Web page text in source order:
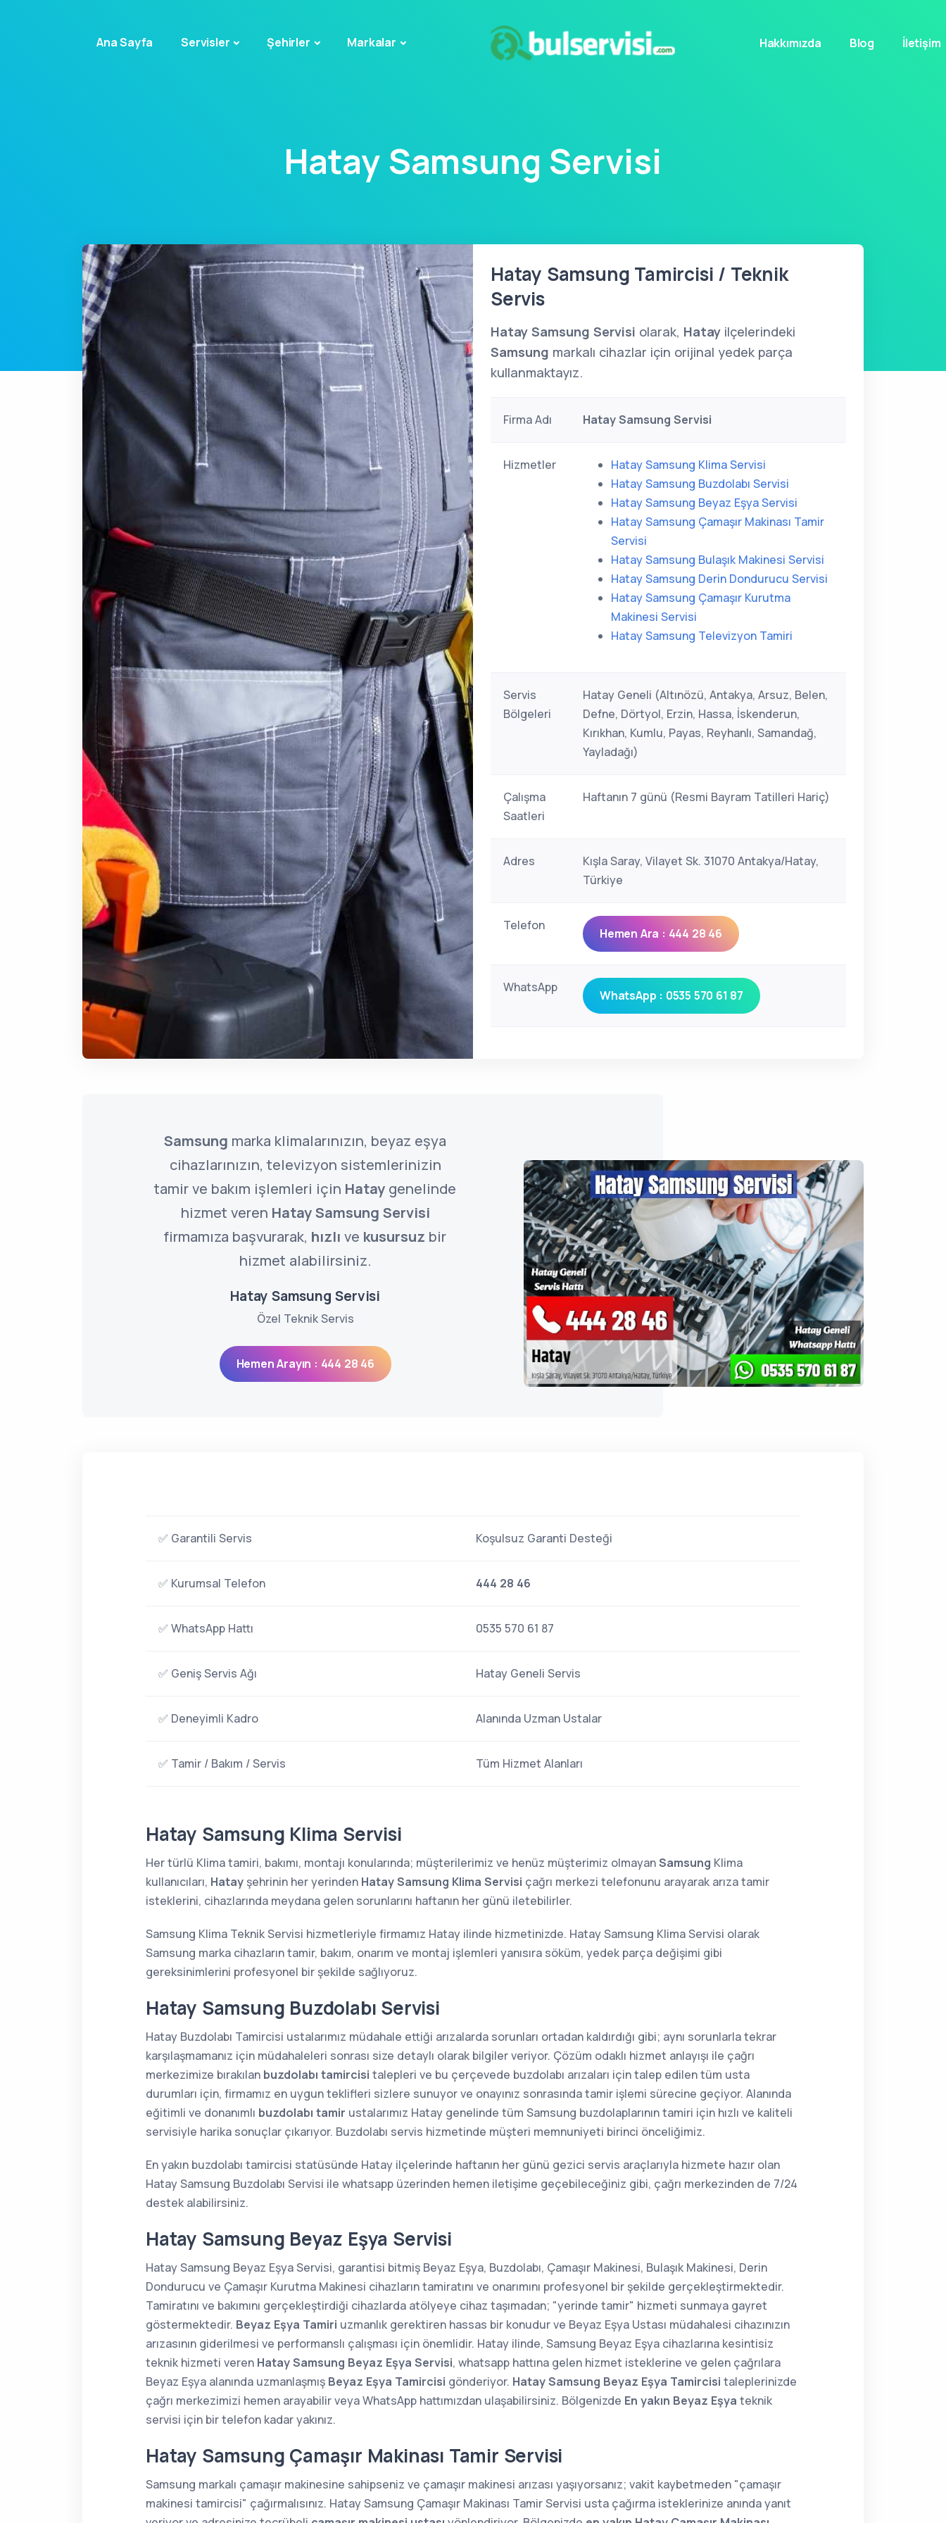
Ana Sayfa Servisler Şehirler Markalar Hakkımızda Blog İletişim
Hatay Samsung Servisi
Hatay Samsung Tamircisi / Teknik
Servis
Hatay Samsung Servisi olarak, Hatay ilçelerindeki
Samsung markalı cihazlar için orijinal yedek parça
kullanmaktayız.
Firma Adı Hatay Samsung Servisi
Hizmetler
Hatay Samsung Klima Servisi
Hatay Samsung Buzdolabı Servisi
Hatay Samsung Beyaz Eşya Servisi
Hatay Samsung Çamaşır Makinası Tamir
Servisi
Hatay Samsung Bulaşık Makinesi Servisi
Hatay Samsung Derin Dondurucu Servisi
Hatay Samsung Çamaşır Kurutma
Makinesi Servisi
Hatay Samsung Televizyon Tamiri
Servis
Bölgeleri
Hatay Geneli (Altınözü, Antakya, Arsuz, Belen,
Defne, Dörtyol, Erzin, Hassa, İskenderun,
Kırıkhan, Kumlu, Payas, Reyhanlı, Samandağ,
Yayladağı)
Çalışma
Saatleri
Haftanın 7 günü (Resmi Bayram Tatilleri Hariç)
Adres
Kışla Saray, Vilayet Sk. 31070 Antakya/Hatay,
Türkiye
Telefon
Hemen Ara : 444 28 46
WhatsApp
WhatsApp : 0535 570 61 87
Samsung marka klimalarınızın, beyaz eşya
cihazlarınızın, televizyon sistemlerinizin
tamir ve bakım işlemleri için Hatay genelinde
hizmet veren Hatay Samsung Servisi
firmamıza başvurarak, hızlı ve kusursuz bir
hizmet alabilirsiniz.
Hatay Samsung Servisi
Özel Teknik Servis
Hemen Arayın : 444 28 46
✅ Garantili Servis Koşulsuz Garanti Desteği
✅ Kurumsal Telefon 444 28 46
✅ WhatsApp Hattı 0535 570 61 87
✅ Geniş Servis Ağı Hatay Geneli Servis
✅ Deneyimli Kadro Alanında Uzman Ustalar
✅ Tamir / Bakım / Servis Tüm Hizmet Alanları
Hatay Samsung Klima Servisi
Her türlü Klima tamiri, bakımı, montajı konularında; müşterilerimiz ve henüz müşterimiz olmayanSamsung Klima
kullanıcıları, Hatay şehrinin her yerinden Hatay Samsung Klima Servisi çağrı merkezi telefonunu arayarak arıza tamir
isteklerini, cihazlarında meydana gelen sorunlarını haftanın her günü iletebilirler.
Samsung Klima Teknik Servisi hizmetleriyle firmamız Hatay ilinde hizmetinizde. Hatay Samsung Klima Servisi olarak
Samsung marka cihazların tamir, bakım, onarım ve montaj işlemleri yanısıra söküm, yedek parça değişimi gibi
gereksinimlerini profesyonel bir şekilde sağlıyoruz.
Hatay Samsung Buzdolabı Servisi
Hatay Buzdolabı Tamircisi ustalarımız müdahale ettiği arızalarda sorunları ortadan kaldırdığı gibi; aynı sorunlarla tekrar
karşılaşmamanız için müdahaleleri sonrası size detaylı olarak bilgiler veriyor. Çözüm odaklı hizmet anlayışı ile çağrı
merkezimize bırakılan buzdolabı tamircisi talepleri ve bu çerçevede buzdolabı arızaları için talep edilen tüm usta
durumları için, firmamız en uygun teklifleri sizlere sunuyor ve onayınız sonrasında tamir işlemi sürecine geçiyor. Alanında
eğitimli ve donanımlı buzdolabı tamir ustalarımız Hatay genelinde tüm Samsung buzdolaplarının tamiri için hızlı ve kaliteli
servisiyle harika sonuçlar çıkarıyor. Buzdolabı servis hizmetinde müşteri memnuniyeti birinci önceliğimiz.
En yakın buzdolabı tamircisi statüsünde Hatay ilçelerinde haftanın her günü gezici servis araçlarıyla hizmete hazır olan
Hatay Samsung Buzdolabı Servisi ile whatsapp üzerinden hemen iletişime geçebileceğiniz gibi, çağrı merkezinden de 7/24
destek alabilirsiniz.
Hatay Samsung Beyaz Eşya Servisi
Hatay Samsung Beyaz Eşya Servisi, garantisi bitmiş Beyaz Eşya, Buzdolabı, Çamaşır Makinesi, Bulaşık Makinesi, Derin
Dondurucu ve Çamaşır Kurutma Makinesi cihazların tamiratını ve onarımını profesyonel bir şekilde gerçekleştirmektedir.
Tamiratını ve bakımını gerçekleştirdiği cihazlarda atölyeye cihaz taşımadan; "yerinde tamir" hizmeti sunmaya gayret
göstermektedir. Beyaz Eşya Tamiri uzmanlık gerektiren hassas bir konudur ve Beyaz Eşya Ustası müdahalesi cihazınızın
arızasının giderilmesi ve performanslı çalışması için önemlidir. Hatay ilinde, Samsung Beyaz Eşya cihazlarına kesintisiz
teknik hizmeti veren Hatay Samsung Beyaz Eşya Servisi, whatsapp hattına gelen hizmet isteklerine ve gelen çağrılara
Beyaz Eşya alanında uzmanlaşmış Beyaz Eşya Tamircisi gönderiyor. Hatay Samsung Beyaz Eşya Tamircisi taleplerinizde
çağrı merkezimizi hemen arayabilir veya WhatsApp hattımızdan ulaşabilirsiniz. Bölgenizde En yakın Beyaz Eşya teknik
servisi için bir telefon kadar yakınız.
Hatay Samsung Çamaşır Makinası Tamir Servisi
Samsung markalı çamaşır makinesine sahipseniz ve çamaşır makinesi arızası yaşıyorsanız; vakit kaybetmeden "çamaşır
makinesi tamircisi" çağırmalısınız. Hatay Samsung Çamaşır Makinası Tamir Servisi usta çağırma isteklerinize anında yanıt